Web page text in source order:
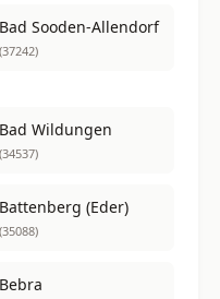
Bad Sooden-Allendorf
(37242)
Bad Wildungen
(34537)
Battenberg (Eder)
(35088)
Bebra